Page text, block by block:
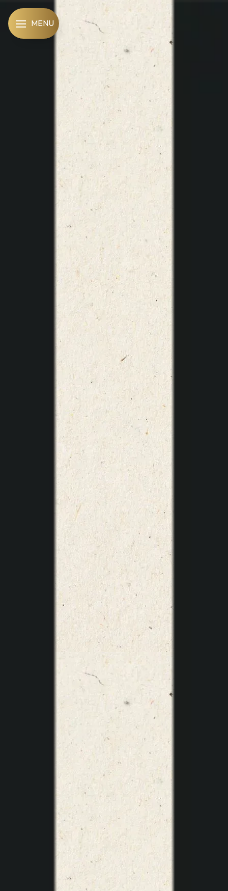
MENU
Panneau de gestion des cookies